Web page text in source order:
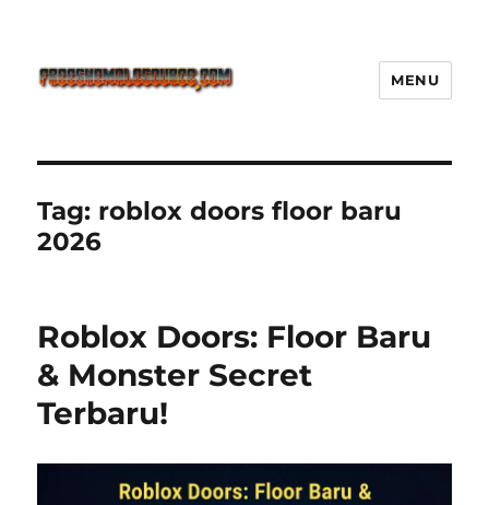
Defense Main Game Ini Pasti
Ketagihan!
MENU
Tag: roblox doors floor baru
2026
Roblox Doors: Floor Baru
& Monster Secret
Terbaru!